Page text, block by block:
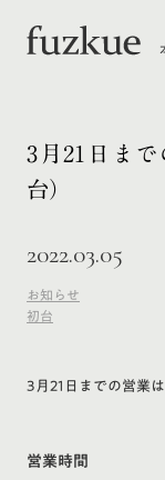
3月21日ま
台）
2022.03.05
お知らせ
初台
3月21日までの営業
営業時間